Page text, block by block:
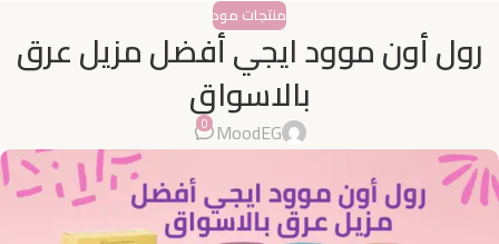
منتجات مود
رول أون موود ايجي أفضل مزيل عرق
بالاسواق
MoodEG
0